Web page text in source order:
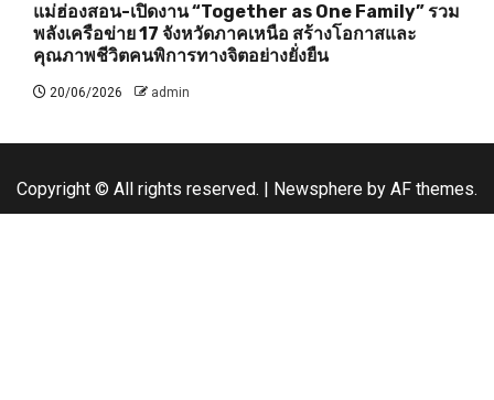
แม่ฮ่องสอน-เปิดงาน “Together as One Family” รวม
พลังเครือข่าย 17 จังหวัดภาคเหนือ สร้างโอกาสและ
คุณภาพชีวิตคนพิการทางจิตอย่างยั่งยืน
20/06/2026 admin
Copyright © All rights reserved. | Newsphere by AF themes.